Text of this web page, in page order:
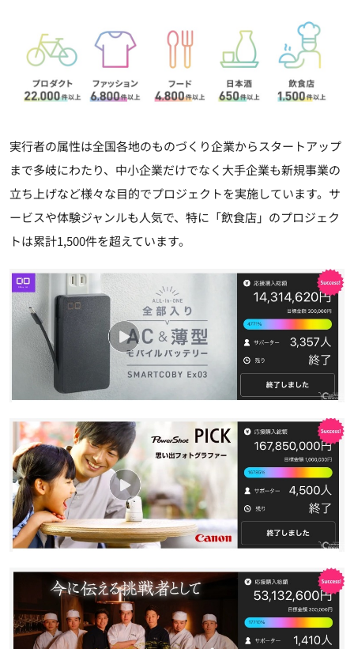
実行者の属性は全国各地のものづくり企業からスタートアップ
まで多岐にわたり、中小企業だけでなく大手企業も新規事業の
立ち上げなど様々な目的でプロジェクトを実施しています。サ
ービスや体験ジャンルも人気で、特に「飲食店」のプロジェク
トは累計1,500件を超えています。